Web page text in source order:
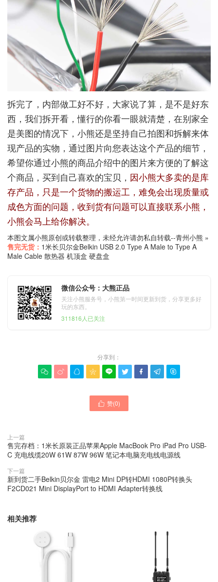
拆完了，内部做工好不好，大家说了算，是不是好东
西，我们拆开看，懂行的你看一眼就清楚，在别家全
是美图的情况下，小熊还是坚持自己拍图和拆解来体
现产品的实物，通过图片向您表达这个产品的细节，
希望你通过小熊的商品介绍中的图片来方便的了解这
个商品，买到自己喜欢的宝贝， 因小熊大多卖的是库
存产品，只是一个货物的搬运工，难免会出现质量或
成色方面的问题，收到货有问题可以直接联系小熊，
小熊会马上给你解决。
本图文属小熊原创或转载整理，未经允许请勿私自转载--青州小熊 »
售完无货： 1米长贝尔金Belkin USB 2.0 Type A Male to Type A
Male Cable 散热器 机顶盒 硬盘盒
微信公众号：大熊正品
关注小熊服务号，小熊第一时间更新到货，分享更多好
玩的东西。
311816人已关注
分享到：
        
 赞(0)
上一篇
售完存档：1米长原装正品苹果Apple MacBook Pro iPad Pro USB-
C 充电线缆20W 61W 87W 96W 笔记本电脑充电线电源线
下一篇
新到货二手Belkin贝尔金 雷电2 Mini DP转HDMI 1080P转换头
F2CD021 Mini DisplayPort to HDMI Adapter转换线
相关推荐